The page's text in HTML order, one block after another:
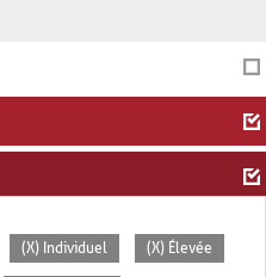
(X) Individuel (X) Élevée